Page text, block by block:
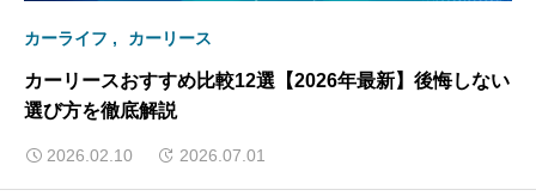
カーライフ カーリース
カーリースおすすめ比較12選【2026年最新】後悔しない
選び方を徹底解説
2026.02.10 2026.07.01